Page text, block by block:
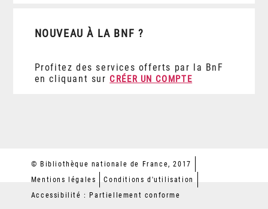
NOUVEAU À LA BNF ?
Profitez des services offerts par la BnF
en cliquant sur CRÉER UN COMPTE
© Bibliothèque nationale de France, 2017
Mentions légales
Conditions d'utilisation
Accessibilité : Partiellement conforme